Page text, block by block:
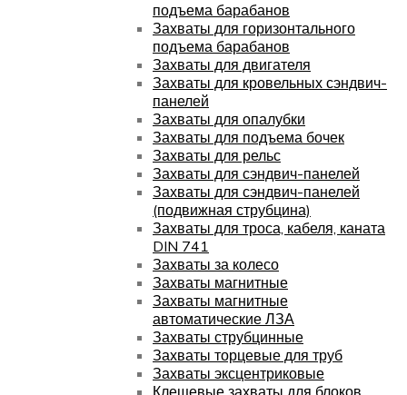
подъема барабанов
Захваты для горизонтального
подъема барабанов
Захваты для двигателя
Захваты для кровельных сэндвич-
панелей
Захваты для опалубки
Захваты для подъема бочек
Захваты для рельс
Захваты для сэндвич-панелей
Захваты для сэндвич-панелей
(подвижная струбцина)
Захваты для троса, кабеля, каната
DIN 741
Захваты за колесо
Захваты магнитные
Захваты магнитные
автоматические ЛЗА
Захваты струбцинные
Захваты торцевые для труб
Захваты эксцентриковые
Клещевые захваты для блоков,